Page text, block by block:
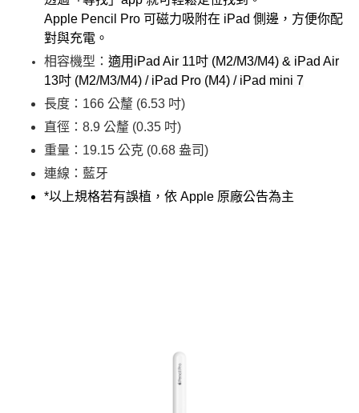
Apple Pencil Pro 可磁力吸附在 iPad 側邊，方便你配
對與充電。
相容機型： 適用iPad Air 11吋 (M2/M3/M4) & iPad Air
13吋 (M2/M3/M4) / iPad Pro (M4) / iPad mini 7
長度：166 公釐 (6.53 吋)
直徑：8.9 公釐 (0.35 吋)
重量：19.15 公克 (0.68 盎司)
連線：藍牙
*以上規格若有誤植，依 Apple 原廠公告為主